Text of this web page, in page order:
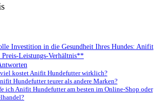
Investition in ⁤die Gesundheit‌ Ihres⁣ Hundes: Anifit
Leistungs-Verhältnis**
kostet ⁢Anifit Hundefutter wirklich?
Hundefutter teurer als andere Marken?
ich Anifit Hundefutter am besten⁢ im Online-Shop oder